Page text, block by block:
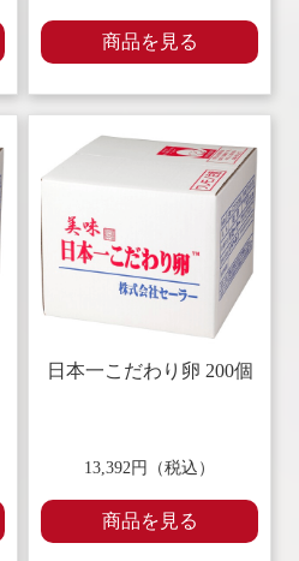
商品を見る
日本一こだわり卵 200個
13,392円（税込）
商品を見る